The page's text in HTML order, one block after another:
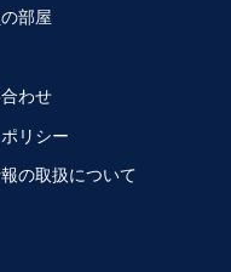
部屋
わせ
リシー
の取扱について